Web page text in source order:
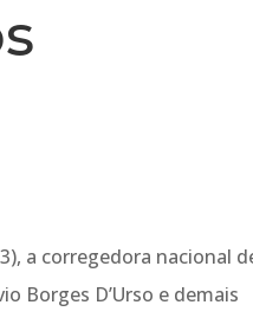
a corregedora nacional
Borges D’Urso e demais